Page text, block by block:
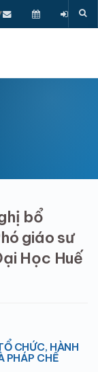
bổ
giáo sư
Học Huế
CHỨC, HÀNH
PHÁP CHẾ